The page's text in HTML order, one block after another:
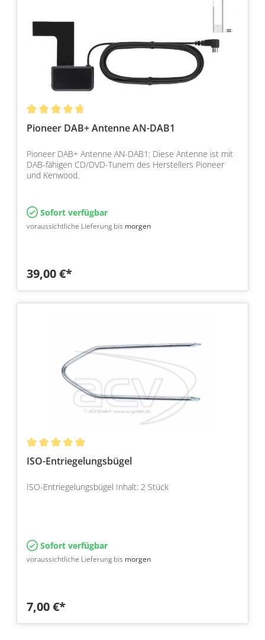
Pioneer DAB+ Antenne AN-DAB1
Pioneer DAB+ Antenne AN-DAB1: Diese Antenne ist mit
DAB-fähigen CD/DVD-Tunern des Herstellers Pioneer
und Kenwood.
Sofort verfügbar
voraussichtliche Lieferung bis morgen
39,00 €*
ISO-Entriegelungsbügel
ISO-Entriegelungsbügel Inhalt: 2 Stück
Sofort verfügbar
voraussichtliche Lieferung bis morgen
7,00 €*